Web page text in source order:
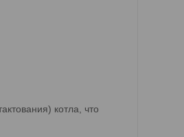
котла, что